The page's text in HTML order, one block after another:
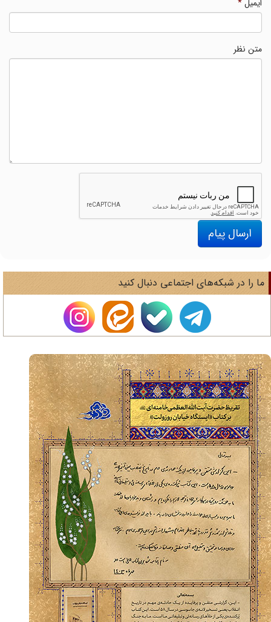
ایمیل*
متن نظر
ارسال پیام
را در شبکه‌های اجتماعی دنبال کنید